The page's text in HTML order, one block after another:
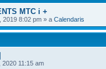
MTC i +
2019 8:02 pm » a Calendaris
2020 11:15 am